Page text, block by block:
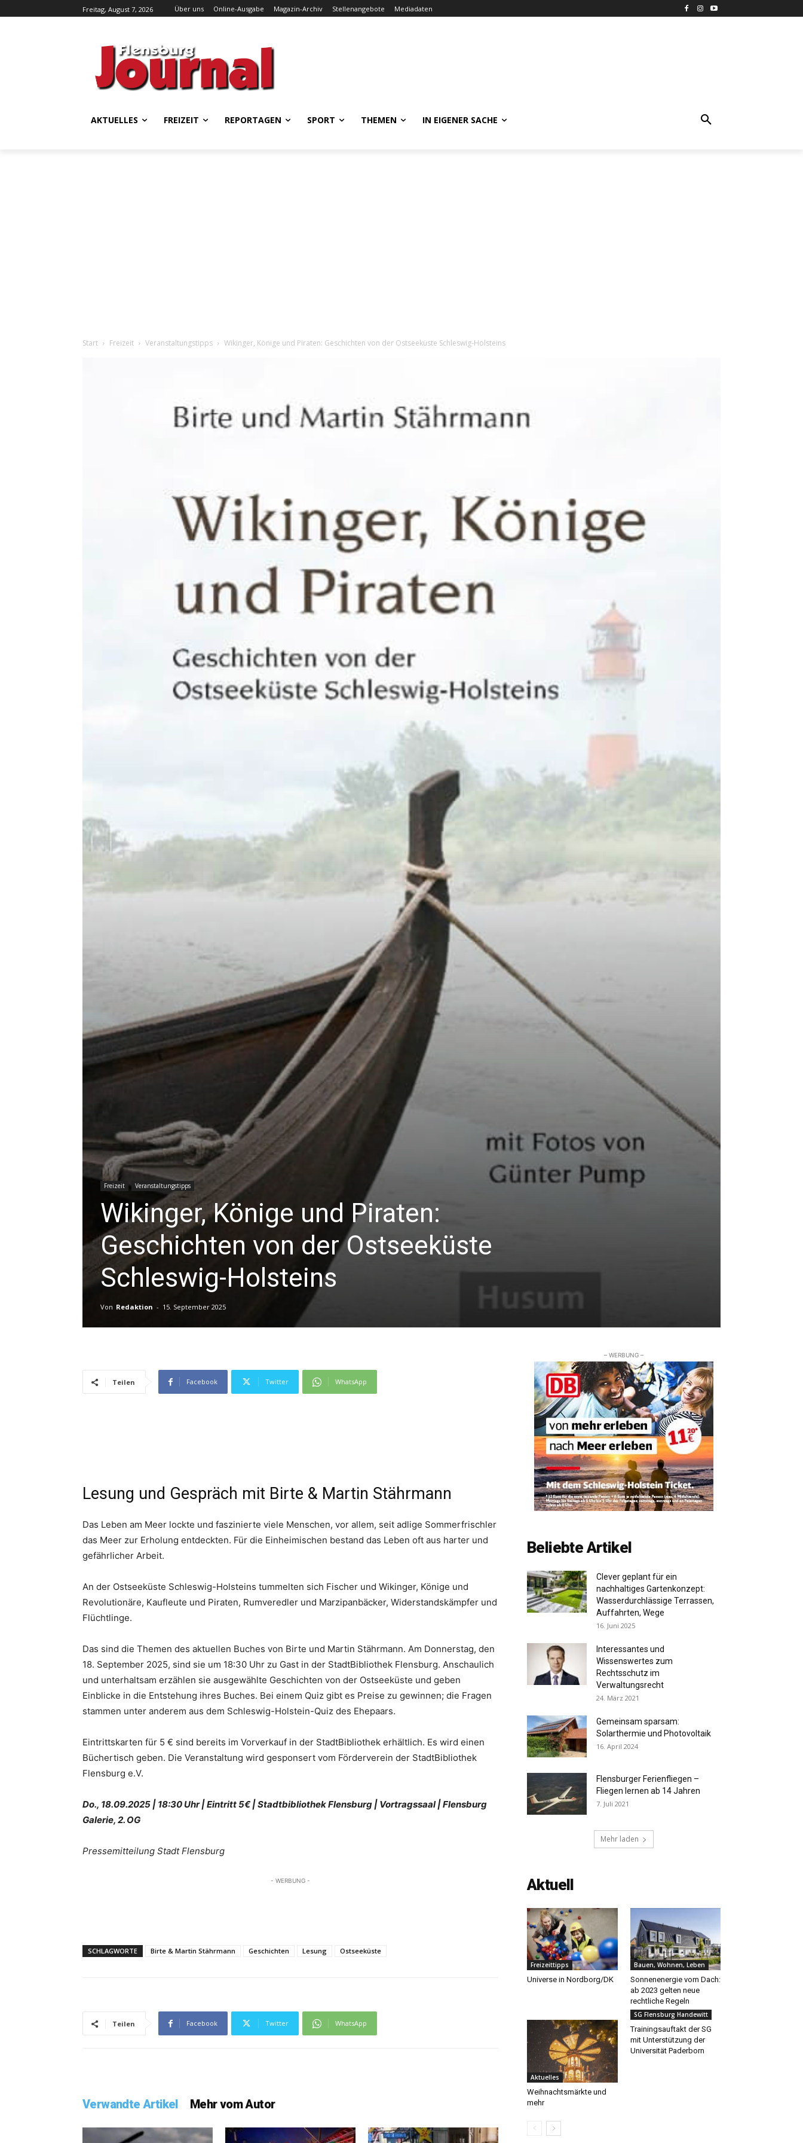
Freitag, August 7, 2026 Über uns Online-Ausgabe Magazin-Archiv Stellenangebote Mediadaten
AKTUELLES FREIZEIT REPORTAGEN SPORT THEMEN IN EIGENER SACHE
Start Freizeit Veranstaltungstipps Wikinger, Könige und Piraten: Geschichten von der Ostseeküste Schleswig-Holsteins
Freizeit Veranstaltungstipps
Wikinger, Könige und Piraten:
Geschichten von der Ostseeküste
Schleswig-Holsteins
Von Redaktion - 15. September 2025
Teilen Facebook Twitter WhatsApp
Lesung und Gespräch mit Birte & Martin Stährmann
Das Leben am Meer lockte und faszinierte viele Menschen, vor allem, seit adlige Sommerfrischler
das Meer zur Erholung entdeckten. Für die Einheimischen bestand das Leben oft aus harter und
gefährlicher Arbeit.
An der Ostseeküste Schleswig-Holsteins tummelten sich Fischer und Wikinger, Könige und
Revolutionäre, Kaufleute und Piraten, Rumveredler und Marzipanbäcker, Widerstandskämpfer und
Flüchtlinge.
Das sind die Themen des aktuellen Buches von Birte und Martin Stährmann. Am Donnerstag, den
18. September 2025, sind sie um 18:30 Uhr zu Gast in der StadtBibliothek Flensburg. Anschaulich
und unterhaltsam erzählen sie ausgewählte Geschichten von der Ostseeküste und geben
Einblicke in die Entstehung ihres Buches. Bei einem Quiz gibt es Preise zu gewinnen; die Fragen
stammen unter anderem aus dem Schleswig-Holstein-Quiz des Ehepaars.
Eintrittskarten für 5 € sind bereits im Vorverkauf in der StadtBibliothek erhältlich. Es wird einen
Büchertisch geben. Die Veranstaltung wird gesponsert vom Förderverein der StadtBibliothek
Flensburg e.V.
Do., 18.09.2025 | 18:30 Uhr | Eintritt 5€ | Stadtbibliothek Flensburg | Vortragssaal | Flensburg
Galerie, 2. OG
Pressemitteilung Stadt Flensburg
- WERBUNG -
SCHLAGWORTE Birte & Martin Stährmann Geschichten Lesung Ostseeküste
Teilen Facebook Twitter WhatsApp
Verwandte Artikel Mehr vom Autor
– WERBUNG –
Beliebte Artikel
Clever geplant für ein
nachhaltiges Gartenkonzept:
Wasserdurchlässige Terrassen,
Auffahrten, Wege
16. Juni 2025
Interessantes und
Wissenswertes zum
Rechtsschutz im
Verwaltungsrecht
24. März 2021
Gemeinsam sparsam:
Solarthermie und Photovoltaik
16. April 2024
Flensburger Ferienfliegen –
Fliegen lernen ab 14 Jahren
7. Juli 2021
Mehr laden
Aktuell
Freizeittipps
Universe in Nordborg/DK
Bauen, Wohnen, Leben
Sonnenenergie vom Dach:
ab 2023 gelten neue
rechtliche Regeln
Aktuelles
Weihnachtsmärkte und
mehr
SG Flensburg Handewitt
Trainingsauftakt der SG
mit Unterstützung der
Universität Paderborn